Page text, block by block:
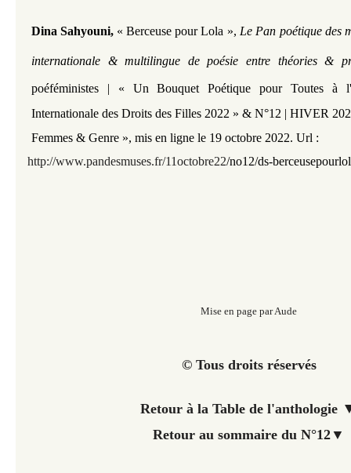
Dina Sahyouni​, « Berceuse pour Lola », Le Pan poétique des
internationale & multilingue de poésie entre théories &
poéféministes | « Un Bouquet Poétique pour Toutes à
Internationale des Droits des Filles 2022 » & N°12 | HIVER
Femmes & Genre », mis en ligne le 19 octobre 2022. Url :
http://www.pandesmuses.fr/11octobre22/no12/ds-
Mise en page par Aude
© Tous droits réservés
Retour à la Table de l'anthologie
Retour au sommaire du N°12▼